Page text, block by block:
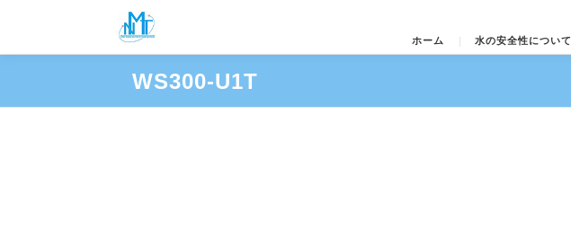
テ
おいしい水との出会い クリスタル ヴァレー浄水機
ホーム 水の安全性について
WS300-U1T